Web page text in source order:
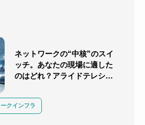
ティ
ネットワークの“中核”のスイ
ッチ。あなたの現場に適した
のはどれ？アライドテレシス
説！
クインフラ